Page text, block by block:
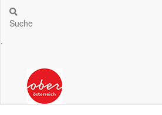
Suche
.